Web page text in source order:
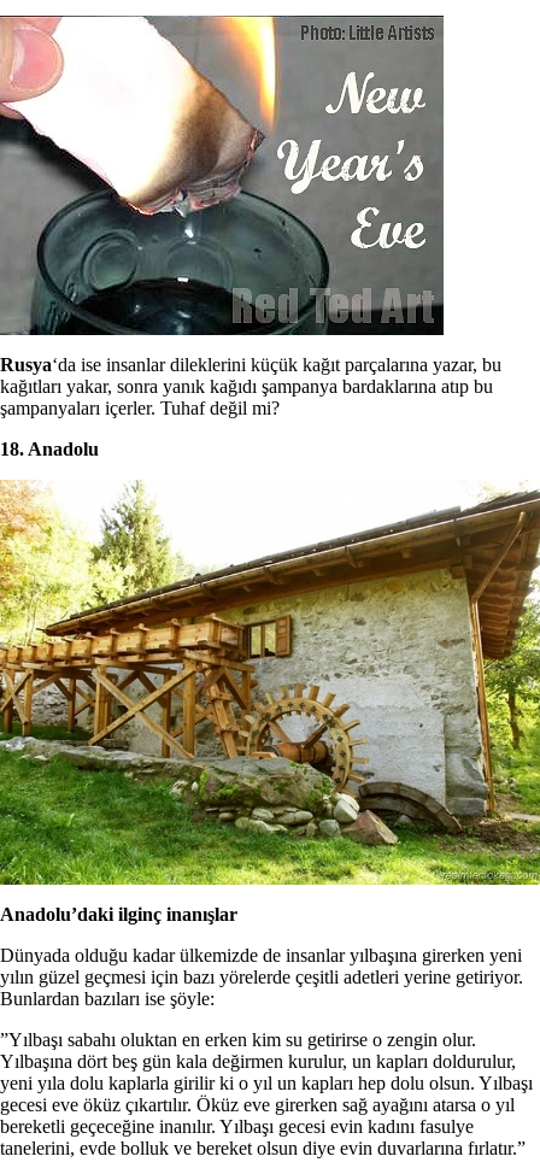
Rusya‘da ise insanlar dileklerini küçük kağıt parçalarına yazar, bu
kağıtları yakar, sonra yanık kağıdı şampanya bardaklarına atıp bu
şampanyaları içerler. Tuhaf değil mi?
18. Anadolu
Anadolu’daki ilginç inanışlar
Dünyada olduğu kadar ülkemizde de insanlar yılbaşına girerken yeni
yılın güzel geçmesi için bazı yörelerde çeşitli adetleri yerine getiriyor.
Bunlardan bazıları ise şöyle:
”Yılbaşı sabahı oluktan en erken kim su getirirse o zengin olur.
Yılbaşına dört beş gün kala değirmen kurulur, un kapları doldurulur,
yeni yıla dolu kaplarla girilir ki o yıl un kapları hep dolu olsun. Yılbaşı
gecesi eve öküz çıkartılır. Öküz eve girerken sağ ayağını atarsa o yıl
bereketli geçeceğine inanılır. Yılbaşı gecesi evin kadını fasulye
tanelerini, evde bolluk ve bereket olsun diye evin duvarlarına fırlatır.”